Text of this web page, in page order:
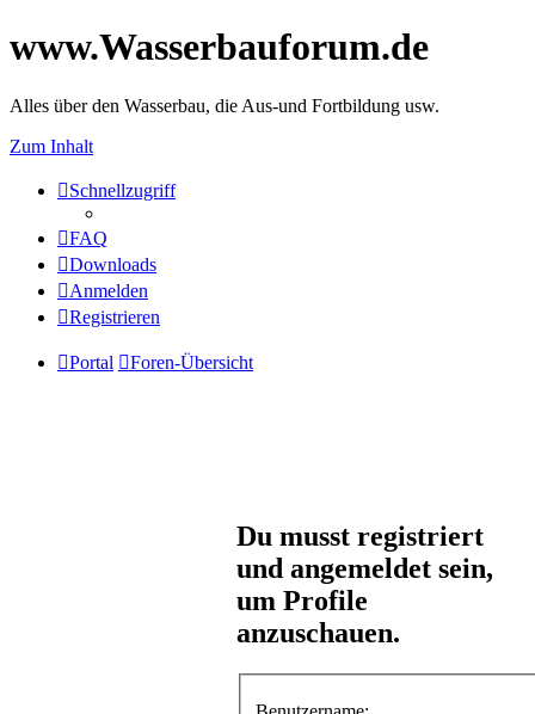
www.Wasserbauforum.de
Alles über den Wasserbau, die Aus-und Fortbildung usw.
Zum Inhalt
Schnellzugriff
FAQ
Downloads
Anmelden
Registrieren
Portal Foren-Übersicht
Du musst registriert
und angemeldet sein,
um Profile
anzuschauen.